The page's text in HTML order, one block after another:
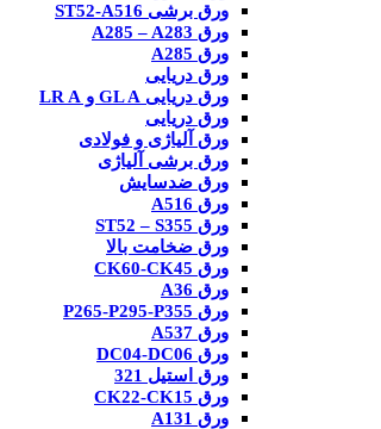
ورق برشی ST52-A516
ورق A285 – A283
ورق A285
ورق دریایی
ورق دریایی GL A و LR A
ورق دریایی
ورق آلیاژی و فولادی
ورق برشی آلیاژی
ورق ضدسایش
ورق A516
ورق ST52 – S355
ورق ضخامت بالا
ورق CK60-CK45
ورق A36
ورق P265-P295-P355
ورق A537
ورق DC04-DC06
ورق استیل 321
ورق CK22-CK15
ورق A131